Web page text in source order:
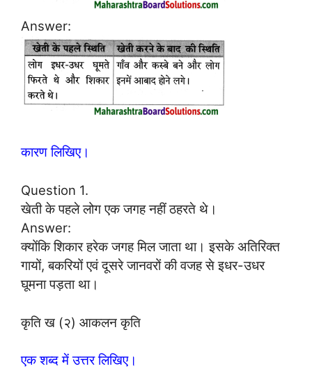
Answer:
कारण लिखिए।
Question 1.
खेती के पहले लोग एक जगह नहीं ठहरते थे।
Answer:
क्योंकि शिकार हरेक जगह मिल जाता था। इसके अतिरिक्त
गायों, बकरियों एवं दूसरे जानवरों की वजह से इधर-उधर
घूमना पड़ता था।
कृति ख (२) आकलन कृति
एक शब्द में उत्तर लिखिए।